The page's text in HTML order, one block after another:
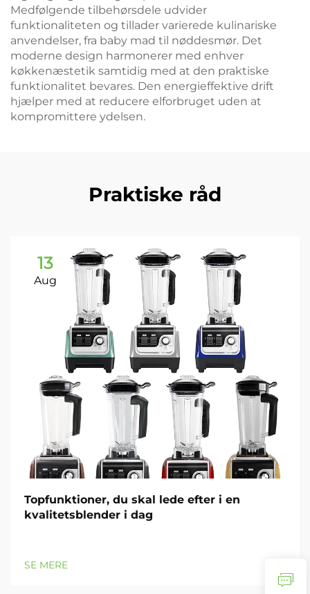
Medfølgende tilbehørsdele udvider
funktionaliteten og tillader varierede kulinariske
anvendelser, fra baby mad til nøddesmør. Det
moderne design harmonerer med enhver
køkkenæstetik samtidig med at den praktiske
funktionalitet bevares. Den energieffektive drift
hjælper med at reducere elforbruget uden at
kompromittere ydelsen.
Praktiske råd
13
Aug
Topfunktioner, du skal lede efter i en
kvalitetsblender i dag
SE MERE